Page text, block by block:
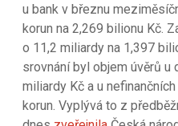
u bank v březnu
korun na 2,269 bilionu Kč.
o 11,2 miliardy na 1,397
srovnání byl objem úvěrů
miliardy Kč a u
korun. Vyplývá to z